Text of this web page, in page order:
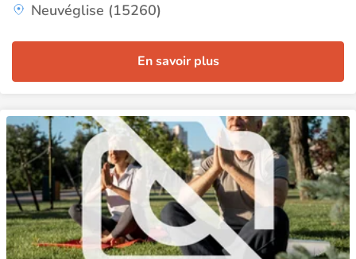
Neuvéglise (15260)
En savoir plus